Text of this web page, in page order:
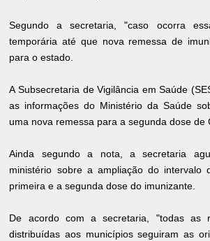
Segundo a secretaria, "caso ocorra
temporária até que nova remessa de
para o estado.
A Subsecretaria de Vigilância em Saúde
as informações do Ministério da Saúde
uma nova remessa para a segunda dose de
Ainda segundo a nota, a secretaria
ministério sobre a ampliação do intervalo
primeira e a segunda dose do imunizante.
De acordo com a secretaria, "todas as
distribuídas aos municípios seguiram as